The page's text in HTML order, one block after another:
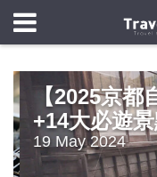
【2025京都
+14大必遊
19 May 2024